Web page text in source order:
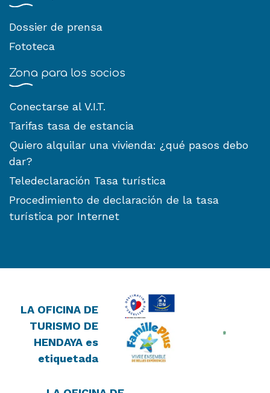
Dossier de prensa
Fototeca
Zona para los socios
Conectarse al V.I.T.
Tarifas tasa de estancia
Quiero alquilar una vivienda: ¿qué pasos debo
dar?
Teledeclaración Tasa turística
Procedimiento de declaración de la tasa
turística por Internet
LA OFICINA DE
TURISMO DE
HENDAYA es
etiquetada